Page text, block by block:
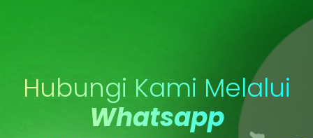
Hubungi Kami Melalui
Whatsapp